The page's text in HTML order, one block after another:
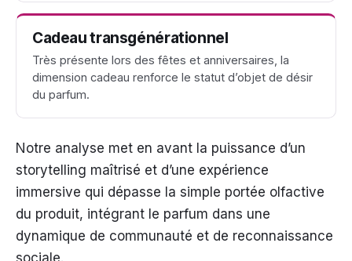
Cadeau transgénérationnel
Très présente lors des fêtes et anniversaires, la
dimension cadeau renforce le statut d’objet de désir
du parfum.
Notre analyse met en avant la puissance d’un
storytelling maîtrisé et d’une expérience
immersive qui dépasse la simple portée olfactive
du produit, intégrant le parfum dans une
dynamique de communauté et de reconnaissance
sociale.